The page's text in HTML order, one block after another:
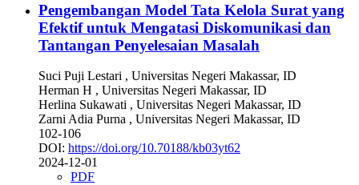
Pengembangan Model Tata Kelola Surat yang
Efektif untuk Mengatasi Diskomunikasi dan
Tantangan Penyelesaian Masalah
Suci Puji Lestari , Universitas Negeri Makassar, ID
Herman H , Universitas Negeri Makassar, ID
Herlina Sukawati , Universitas Negeri Makassar, ID
Zarni Adia Purna , Universitas Negeri Makassar, ID
102-106
DOI: https://doi.org/10.70188/kb03yt62
2024-12-01
PDF